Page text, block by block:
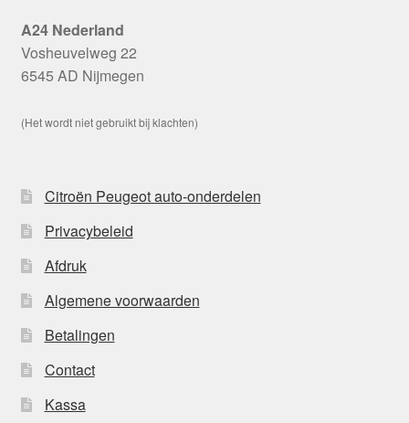
A24 Nederland
Vosheuvelweg 22
6545 AD Nijmegen
(Het wordt niet gebruikt bij klachten)
Citroën Peugeot auto-onderdelen
Privacybeleid
Afdruk
Algemene voorwaarden
Betalingen
Contact
Kassa